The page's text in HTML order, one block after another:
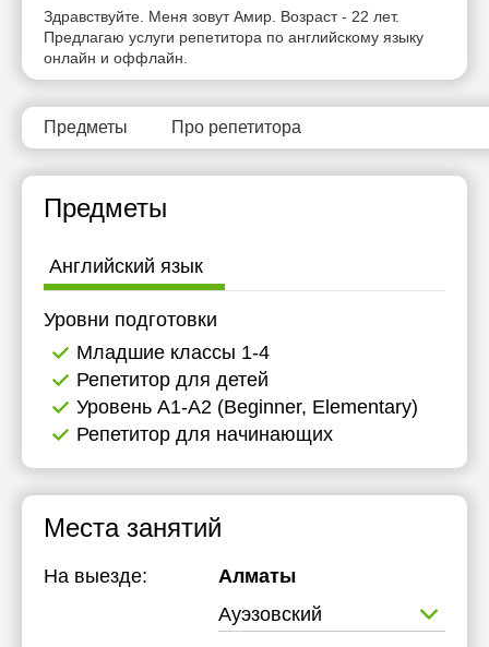
Здравствуйте. Меня зовут Амир. Возраст - 22 лет.
Предлагаю услуги репетитора по английскому языку
онлайн и оффлайн.
Предметы Про репетитора
Предметы
Английский язык
Уровни подготовки
Младшие классы 1-4
Репетитор для детей
Уровень А1-А2 (Beginner, Elementary)
Репетитор для начинающих
Места занятий
На выезде:
Алматы
Ауэзовский
Нет
свободных
часов
Нет
свободных
часов
Нет
свободных
свободных